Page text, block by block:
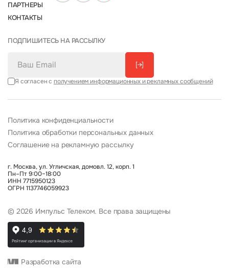
ПАРТНЕРЫ
КОНТАКТЫ
ПОДПИШИТЕСЬ НА РАССЫЛКУ
[→]
Я согласен с получением информационных и рекламных сообщений
Политика конфиденциальности
Политика обработки персональных данных
Соглашение на рекламную рассылку
г. Москва, ул. Угличская, домовл. 12, корп. 1
Пн–Пт 9:00–18:00
ИНН 7715950123
ОГРН 1137746059923
© 2026 Импульс Телеком. Все права защищены
Разработка сайта